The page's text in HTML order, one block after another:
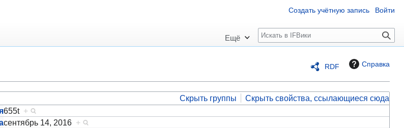
RDF Справка
Скрыть группы
Скрыть свойства, ссылающиеся сюда
655t +
сентябрь 14, 2016 +
Создать учётную запись Войти
Ещё
П
о
к